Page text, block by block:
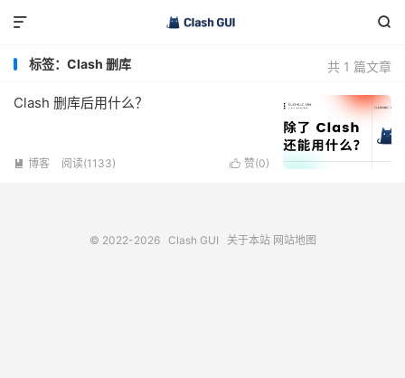


共 1 篇文章
标签：Clash 删库
Clash 删库后用什么？
 赞(0)
 博客 阅读(1133)
© 2022-2026 Clash GUI 关于本站 网站地图